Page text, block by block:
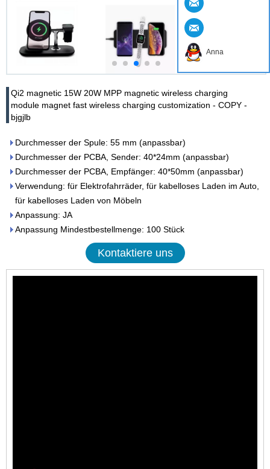
Qi2 magnetic 15W 20W MPP magnetic wireless charging
module magnet fast wireless charging customization - COPY -
bjgjlb
Durchmesser der Spule: 55 mm (anpassbar)
Durchmesser der PCBA, Sender: 40*24mm (anpassbar)
Durchmesser der PCBA, Empfänger: 40*50mm (anpassbar)
Verwendung: für Elektrofahrräder, für kabelloses Laden im Auto,
für kabelloses Laden von Möbeln
Anpassung: JA
Anpassung Mindestbestellmenge: 100 Stück
Kontaktiere uns
Anna